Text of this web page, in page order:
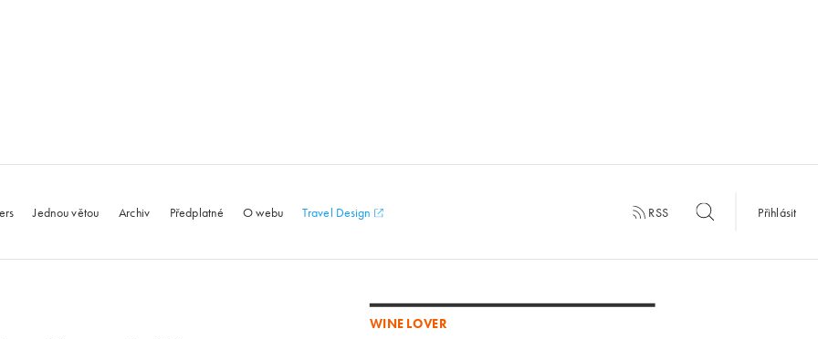
Jednou větou Archiv Předplatné O webu Travel Design RSS Přihlásit
WINE LOVER